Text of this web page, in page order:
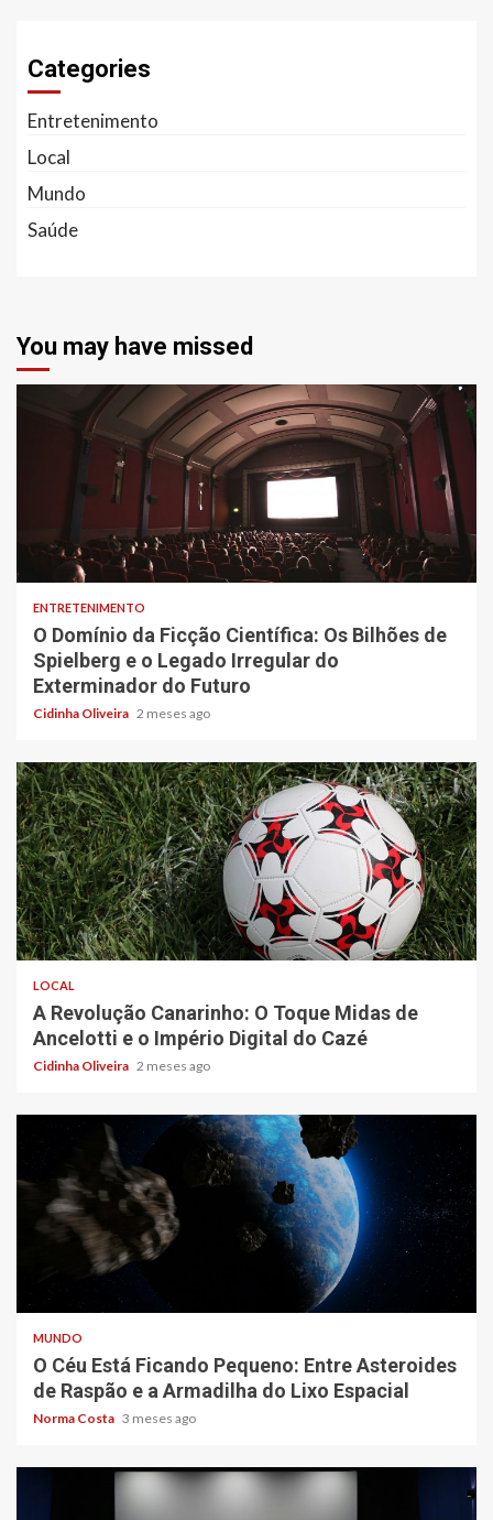
Categories
Entretenimento
Local
Mundo
Saúde
You may have missed
6 min read
ENTRETENIMENTO
O Domínio da Ficção Científica: Os Bilhões de
Spielberg e o Legado Irregular do
Exterminador do Futuro
Cidinha Oliveira 2 meses ago
4 min read
LOCAL
A Revolução Canarinho: O Toque Midas de
Ancelotti e o Império Digital do Cazé
Cidinha Oliveira 2 meses ago
MUNDO
O Céu Está Ficando Pequeno: Entre Asteroides
de Raspão e a Armadilha do Lixo Espacial
Norma Costa 3 meses ago